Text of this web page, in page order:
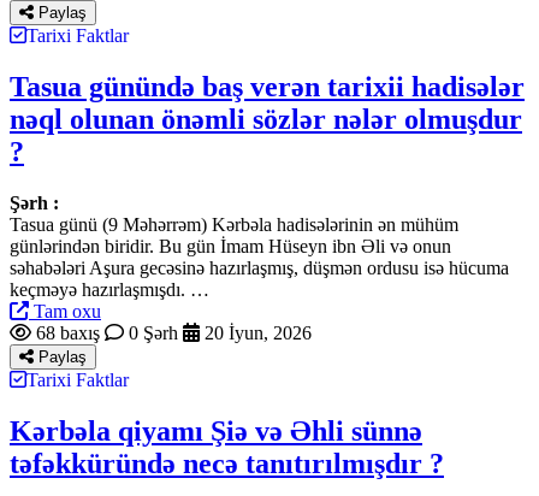
Paylaş
Tarixi Faktlar
Tasua günündə baş verən tarixii hadisələr
nəql olunan önəmli sözlər nələr olmuşdur
?
Şərh :
Tasua günü (9 Məhərrəm) Kərbəla hadisələrinin ən mühüm
günlərindən biridir. Bu gün İmam Hüseyn ibn Əli və onun
səhabələri Aşura gecəsinə hazırlaşmış, düşmən ordusu isə hücuma
keçməyə hazırlaşmışdı. …
Tam oxu
68 baxış
0 Şərh 20 İyun, 2026
Paylaş
Tarixi Faktlar
Kərbəla qiyamı Şiə və Əhli sünnə
təfəkküründə necə tanıtırılmışdır ?